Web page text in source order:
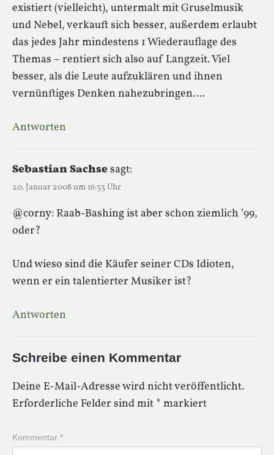
existiert (vielleicht), untermalt mit Gruselmusik
und Nebel, verkauft sich besser, außerdem erlaubt
das jedes Jahr mindestens 1 Wiederauflage des
Themas – rentiert sich also auf Langzeit. Viel
besser, als die Leute aufzuklären und ihnen
vernünftiges Denken nahezubringen….
Antworten
Sebastian Sachsesagt:
20. Januar 2008 um 16:33 Uhr
@corny: Raab-Bashing ist aber schon ziemlich ’99,
oder?
Und wieso sind die Käufer seiner CDs Idioten,
wenn er ein talentierter Musiker ist?
Antworten
Schreibe einen Kommentar
Deine E-Mail-Adresse wird nicht veröffentlicht.
Erforderliche Felder sind mit * markiert
Kommentar *